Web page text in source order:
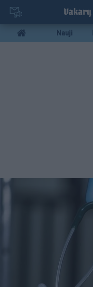
Pereiti
pagrindinį
turinį
Mobile
menu
Nauji